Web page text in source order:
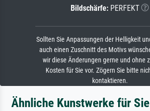
Bildschärfe: PERFEKT
Sollten Sie Anpassungen der Helligkeit
auch einen Zuschnitt des Motivs
wir diese Änderungen gerne und ohne
Kosten für Sie vor. Zögern Sie bitte
kontaktieren.
Ähnliche Kunstwerke für